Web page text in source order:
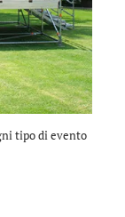
tipo di evento